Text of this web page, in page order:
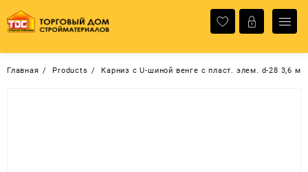
содержимому
Главная Products Карниз с U-шиной венге с пласт. элем. d-28 3,6 м